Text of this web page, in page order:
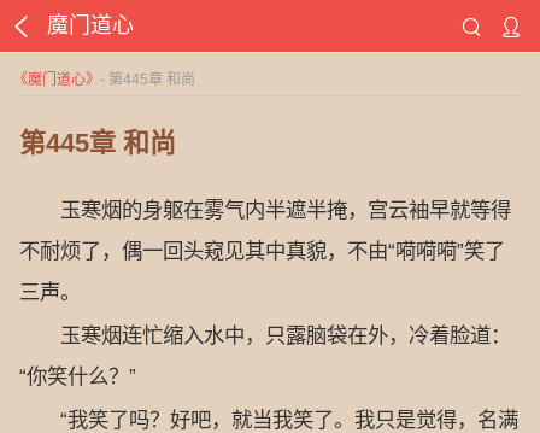
魔门道心
《魔门道心》 - 第445章 和尚
第445章 和尚
玉寒烟的身躯在雾气内半遮半掩，宫云袖早就等得
不耐烦了，偶一回头窥见其中真貌，不由“嗬嗬嗬”笑了
三声。
玉寒烟连忙缩入水中，只露脑袋在外，冷着脸道：
“你笑什么？”
“我笑了吗？好吧，就当我笑了。我只是觉得，名满